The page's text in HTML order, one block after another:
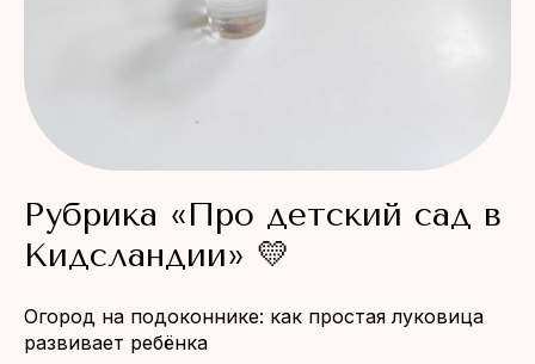
Рубрика «Про детский сад в
Кидсландии» 💛
Огород на подоконнике: как простая луковица
развивает ребёнка